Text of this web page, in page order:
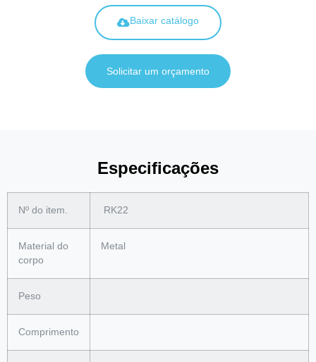
Baixar catálogo
Solicitar um orçamento
Especificações
Nº do item. RK22
Material do
corpo
Metal
Peso
Comprimento